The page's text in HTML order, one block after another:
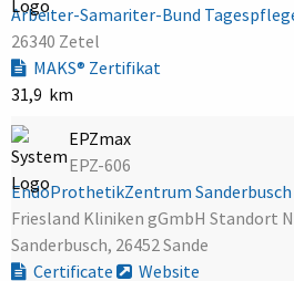
Arbeiter-Samariter-Bund
26340 Zetel
MAKS® Zertifikat
31,9 km
EPZmax
EPZ-606
EndoProthetikZentrum Sanderbusch
Friesland Kliniken gGmbH Standort
Sanderbusch, 26452 Sande
Certificate
Website